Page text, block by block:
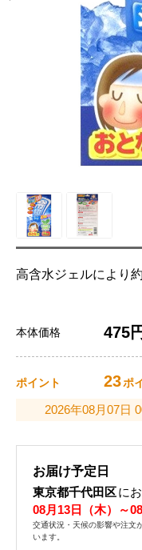
高含水ジェルにより
本体価格 475
ポイント 23ポ
2026年08月07日
お届け予定日
東京都千代田区に
08月13日（木）～
交通状況・天候の影響や注文
います。